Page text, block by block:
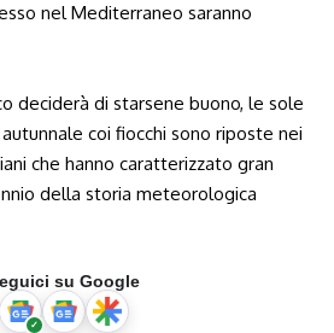
nel Mediterraneo saranno
deciderà di starsene buono, le sole
coi fiocchi sono riposte nei
che hanno caratterizzato gran
della storia meteorologica
su Google